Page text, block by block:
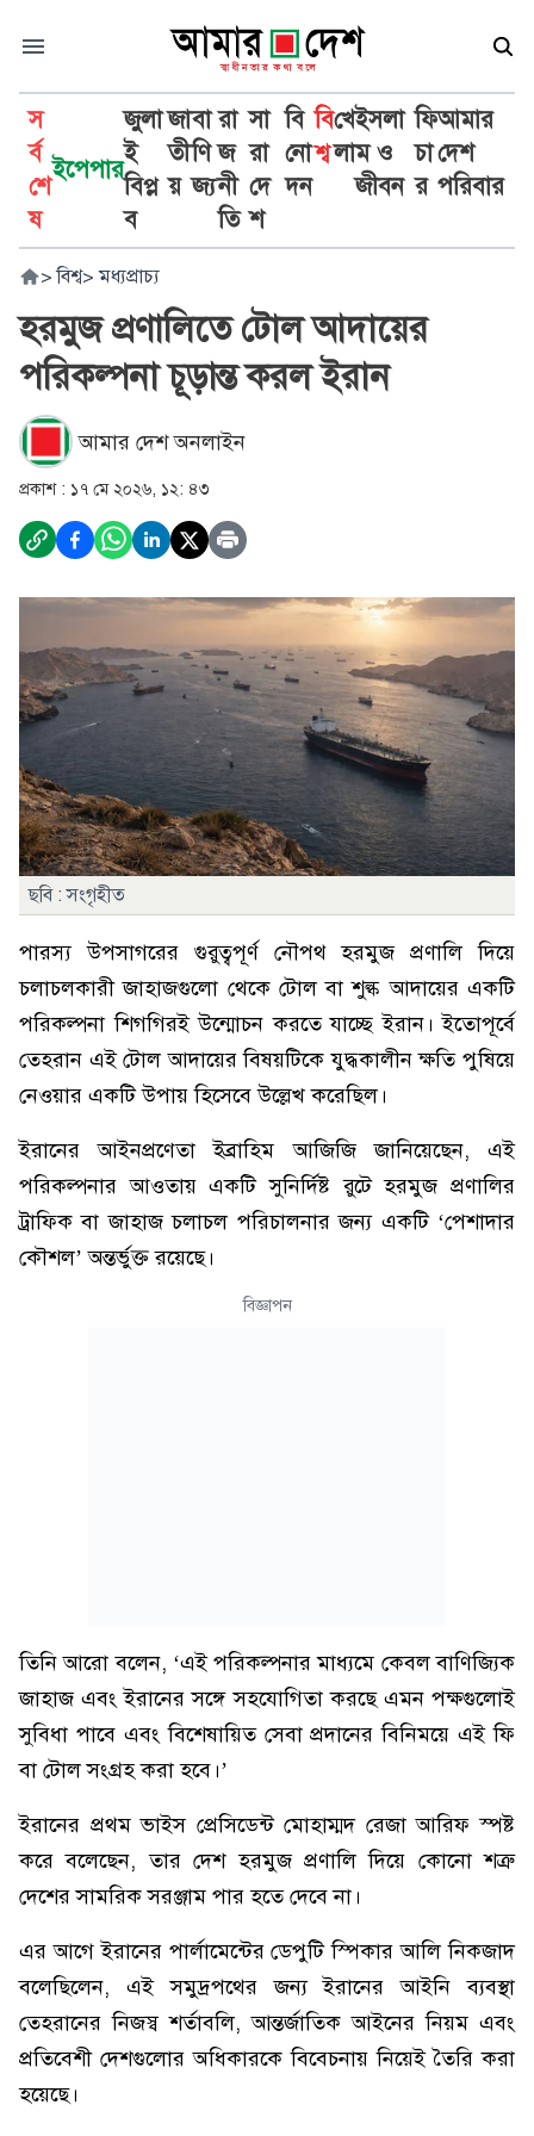
স
র্ব
শে
ষ
ইপেপার
জুলা
ই
বিপ্ল
ব
জা
তী
য়
বা
ণি
জ্য
রা
জ
নী
তি
সা
রা
দে
শ
বি
নো
দন
বি
শ্ব
খে
লা
ইসলা
ম ও
জীবন
ফি
চা
র
আমার
দেশ
পরিবার
> বিশ্ব> মধ্যপ্রাচ্য
হরমুজ প্রণালিতে টোল আদায়ের
পরিকল্পনা চূড়ান্ত করল ইরান
আমার দেশ অনলাইন
প্রকাশ : ১৭ মে ২০২৬, ১২: ৪৩
ছবি : সংগৃহীত
পারস্য উপসাগরের গুরুত্বপূর্ণ নৌপথ হরমুজ প্রণালি দিয়ে
চলাচলকারী জাহাজগুলো থেকে টোল বা শুল্ক আদায়ের একটি
পরিকল্পনা শিগগিরই উন্মোচন করতে যাচ্ছে ইরান। ইতোপূর্বে
তেহরান এই টোল আদায়ের বিষয়টিকে যুদ্ধকালীন ক্ষতি পুষিয়ে
নেওয়ার একটি উপায় হিসেবে উল্লেখ করেছিল।
ইরানের আইনপ্রণেতা ইব্রাহিম আজিজি জানিয়েছেন, এই
পরিকল্পনার আওতায় একটি সুনির্দিষ্ট রুটে হরমুজ প্রণালির
ট্রাফিক বা জাহাজ চলাচল পরিচালনার জন্য একটি ‘পেশাদার
কৌশল’ অন্তর্ভুক্ত রয়েছে।
বিজ্ঞাপন
তিনি আরো বলেন, ‘এই পরিকল্পনার মাধ্যমে কেবল বাণিজ্যিক
জাহাজ এবং ইরানের সঙ্গে সহযোগিতা করছে এমন পক্ষগুলোই
সুবিধা পাবে এবং বিশেষায়িত সেবা প্রদানের বিনিময়ে এই ফি
বা টোল সংগ্রহ করা হবে।’
ইরানের প্রথম ভাইস প্রেসিডেন্ট মোহাম্মদ রেজা আরিফ স্পষ্ট
করে বলেছেন, তার দেশ হরমুজ প্রণালি দিয়ে কোনো শত্রু
দেশের সামরিক সরঞ্জাম পার হতে দেবে না।
এর আগে ইরানের পার্লামেন্টের ডেপুটি স্পিকার আলি নিকজাদ
বলেছিলেন, এই সমুদ্রপথের জন্য ইরানের আইনি ব্যবস্থা
তেহরানের নিজস্ব শর্তাবলি, আন্তর্জাতিক আইনের নিয়ম এবং
প্রতিবেশী দেশগুলোর অধিকারকে বিবেচনায় নিয়েই তৈরি করা
হয়েছে।